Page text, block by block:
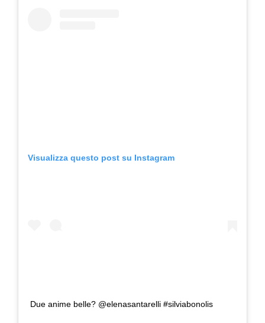
Visualizza questo post su Instagram
Due anime belle? @elenasantarelli #silviabonolis